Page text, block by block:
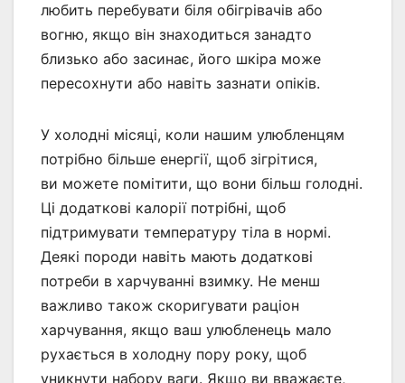
любить перебувати біля обігрівачів або
вогню, якщо він знаходиться занадто
близько або засинає, його шкіра може
пересохнути або навіть зазнати опіків.
У холодні місяці, коли нашим улюбленцям
потрібно більше енергії, щоб зігрітися,
ви можете помітити, що вони більш голодні.
Ці додаткові калорії потрібні, щоб
підтримувати температуру тіла в нормі.
Деякі породи навіть мають додаткові
потреби в харчуванні взимку. Не менш
важливо також скоригувати раціон
харчування, якщо ваш улюбленець мало
рухається в холодну пору року, щоб
уникнути набору ваги. Якщо ви вважаєте,